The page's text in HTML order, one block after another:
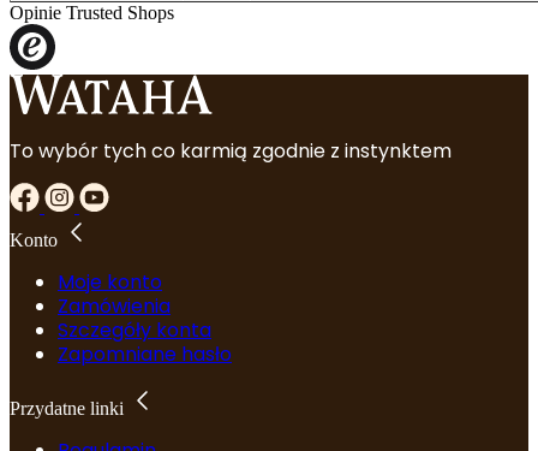
Opinie Trusted Shops
To wybór tych co karmią zgodnie z instynktem
Konto
Moje konto
Zamówienia
Szczegóły konta
Zapomniane hasło
Przydatne linki